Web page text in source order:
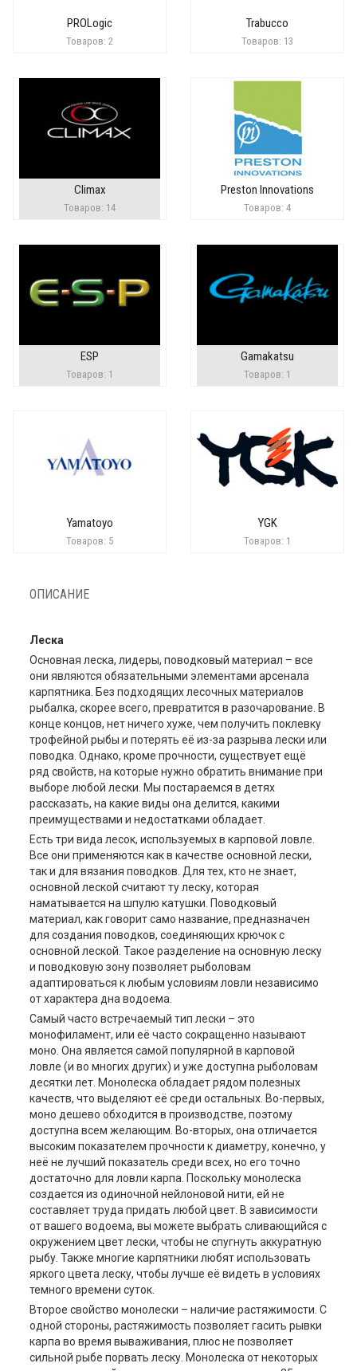
PROLogic
Товаров: 2
Trabucco
Товаров: 13
Climax
Товаров: 14
Preston Innovations
Товаров: 4
ESP
Товаров: 1
Gamakatsu
Товаров: 1
Yamatoyo
Товаров: 5
YGK
Товаров: 1
ОПИСАНИЕ
Леска
Основная леска, лидеры, поводковый материал – все
они являются обязательными элементами арсенала
карпятника. Без подходящих лесочных материалов
рыбалка, скорее всего, превратится в разочарование. В
конце концов, нет ничего хуже, чем получить поклевку
трофейной рыбы и потерять её из-за разрыва лески или
поводка. Однако, кроме прочности, существует ещё
ряд свойств, на которые нужно обратить внимание при
выборе любой лески. Мы постараемся в детях
рассказать, на какие виды она делится, какими
преимуществами и недостатками обладает.
Есть три вида лесок, используемых в карповой ловле.
Все они применяются как в качестве основной лески,
так и для вязания поводков. Для тех, кто не знает,
основной леской считают ту леску, которая
наматывается на шпулю катушки. Поводковый
материал, как говорит само название, предназначен
для создания поводков, соединяющих крючок с
основной леской. Такое разделение на основную леску
и поводковую зону позволяет рыболовам
адаптироваться к любым условиям ловли независимо
от характера дна водоема.
Самый часто встречаемый тип лески – это
монофиламент, или её часто сокращенно называют
моно. Она является самой популярной в карповой
ловле (и во многих других) и уже доступна рыболовам
десятки лет. Монолеска обладает рядом полезных
качеств, что выделяют её среди остальных. Во-первых,
моно дешево обходится в производстве, поэтому
доступна всем желающим. Во-вторых, она отличается
высоким показателем прочности к диаметру, конечно, у
неё не лучший показатель среди всех, но его точно
достаточно для ловли карпа. Поскольку монолеска
создается из одиночной нейлоновой нити, ей не
составляет труда придать любой цвет. В зависимости
от вашего водоема, вы можете выбрать сливающийся с
окружением цвет лески, чтобы не спугнуть аккуратную
рыбу. Также многие карпятники любят использовать
яркого цвета леску, чтобы лучше её видеть в условиях
темного времени суток.
Второе свойство монолески – наличие растяжимости. С
одной стороны, растяжимость позволяет гасить рывки
карпа во время вываживания, плюс не позволяет
сильной рыбе порвать леску. Монолеска от некоторых